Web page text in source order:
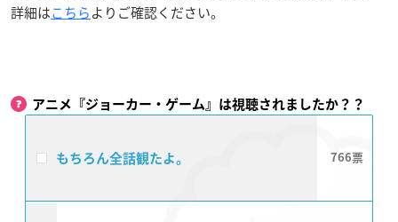
詳細はこちらよりご確認ください。
アニメ『ジョーカー・ゲーム』は視聴されましたか？？
もちろん全話観たよ。 766